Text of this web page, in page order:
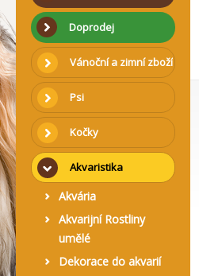
Doprodej
Vánoční a zimní zboží
Psi
Kočky
Akvaristika
Akvária
Akvarijní Rostliny
umělé
Dekorace do akvarií